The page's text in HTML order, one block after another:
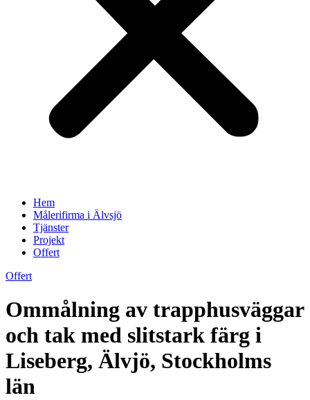
Hem
Målerifirma i Älvsjö
Tjänster
Projekt
Offert
Offert
Ommålning av trapphusväggar
och tak med slitstark färg i
Liseberg, Älvjö, Stockholms
län